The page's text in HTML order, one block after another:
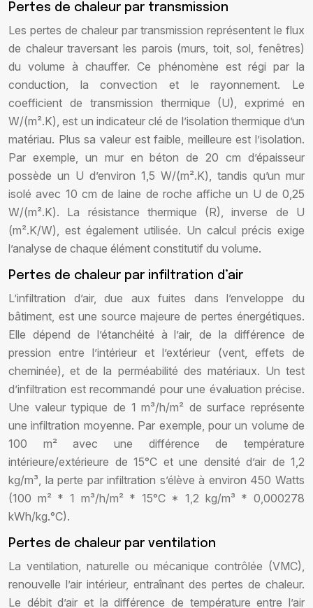
Pertes de chaleur par transmission
Les pertes de chaleur par transmission représentent le flux
de chaleur traversant les parois (murs, toit, sol, fenêtres)
du volume à chauffer. Ce phénomène est régi par la
conduction, la convection et le rayonnement. Le
coefficient de transmission thermique (U), exprimé en
W/(m².K), est un indicateur clé de l’isolation thermique d’un
matériau. Plus sa valeur est faible, meilleure est l’isolation.
Par exemple, un mur en béton de 20 cm d’épaisseur
possède un U d’environ 1,5 W/(m².K), tandis qu’un mur
isolé avec 10 cm de laine de roche affiche un U de 0,25
W/(m².K). La résistance thermique (R), inverse de U
(m².K/W), est également utilisée. Un calcul précis exige
l’analyse de chaque élément constitutif du volume.
Pertes de chaleur par infiltration d’air
L’infiltration d’air, due aux fuites dans l’enveloppe du
bâtiment, est une source majeure de pertes énergétiques.
Elle dépend de l’étanchéité à l’air, de la différence de
pression entre l’intérieur et l’extérieur (vent, effets de
cheminée), et de la perméabilité des matériaux. Un test
d’infiltration est recommandé pour une évaluation précise.
Une valeur typique de 1 m³/h/m² de surface représente
une infiltration moyenne. Par exemple, pour un volume de
100 m² avec une différence de température
intérieure/extérieure de 15°C et une densité d’air de 1,2
kg/m³, la perte par infiltration s’élève à environ 450 Watts
(100 m² * 1 m³/h/m² * 15°C * 1,2 kg/m³ * 0,000278
kWh/kg.°C).
Pertes de chaleur par ventilation
La ventilation, naturelle ou mécanique contrôlée (VMC),
renouvelle l’air intérieur, entraînant des pertes de chaleur.
Le débit d’air et la différence de température entre l’air